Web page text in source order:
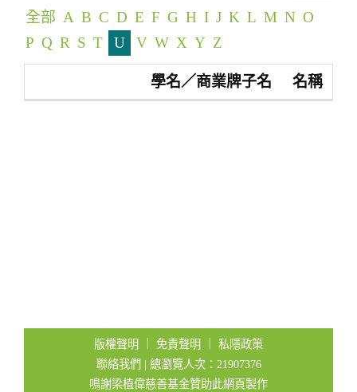
i
全部 A B C D E F G H I J K L M N O
P Q R S T U V W X Y Z
學名／商業牌子名 名稱
版權聲明 免責聲明
私隱政策
聯絡我們 | 總瀏覽人次：21907376
鳴謝梁植偉慈善基金贊助此網頁製作